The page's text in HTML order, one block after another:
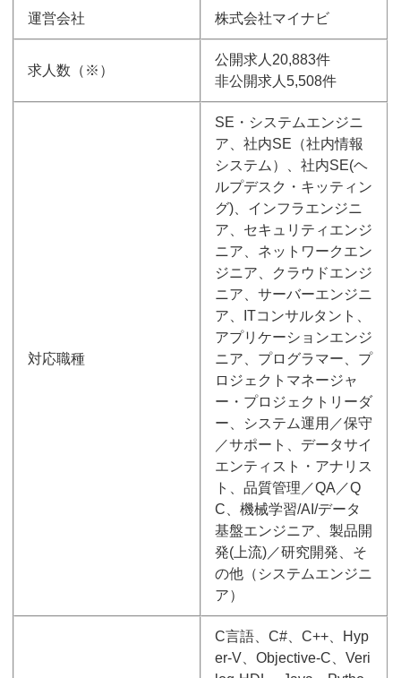
運営会社 株式会社マイナビ
求人数（※）
公開求人20,883件
非公開求人5,508件
対応職種
SE・システムエンジニ
ア、社内SE（社内情報
システム）、社内SE(ヘ
ルプデスク・キッティン
グ)、インフラエンジニ
ア、セキュリティエンジ
ニア、ネットワークエン
ジニア、クラウドエンジ
ニア、サーバーエンジニ
ア、ITコンサルタント、
アプリケーションエンジ
ニア、プログラマー、プ
ロジェクトマネージャ
ー・プロジェクトリーダ
ー、システム運用／保守
／サポート、データサイ
エンティスト・アナリス
ト、品質管理／QA／Q
C、機械学習/AI/データ
基盤エンジニア、製品開
発(上流)／研究開発、そ
の他（システムエンジニ
ア）
C言語、C#、C++、Hyp
er-V、Objective-C、Veri